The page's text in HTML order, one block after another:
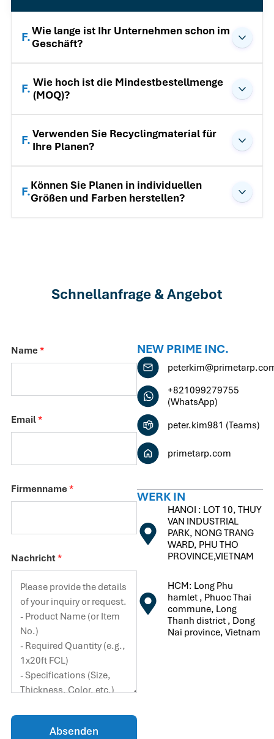
F.Wie lange ist Ihr Unternehmen schon im
Geschäft?
F. Wie hoch ist die Mindestbestellmenge
(MOQ)?
F.Verwenden Sie Recyclingmaterial für
Ihre Planen?
F.Können Sie Planen in individuellen
Größen und Farben herstellen?
Schnellanfrage & Angebot
NEW PRIME INC.
+821099279755
(WhatsApp)
peter.kim981 (Teams)
primetarp.com
WERK IN
HANOI : LOT 10, THUY
VAN INDUSTRIAL
PARK, NONG TRANG
WARD, PHU THO
PROVINCE,VIETNAM
HCM: Long Phu
hamlet , Phuoc Thai
commune, Long
Thanh district , Dong
Nai province, Vietnam
Name*
Email*
Firmenname*
Nachricht*
Absenden